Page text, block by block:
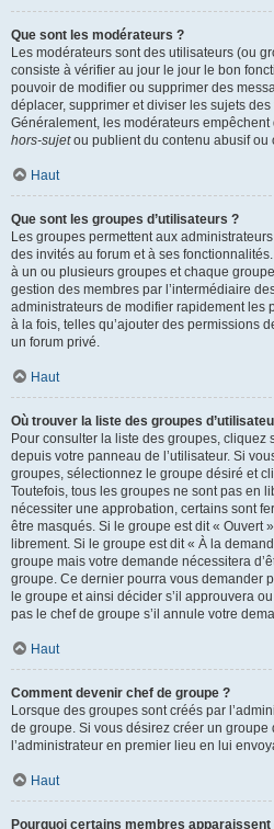
Que sont les modérateurs ?
Les modérateurs sont des utilisateurs (ou
consiste à vérifier au jour le jour le bon
pouvoir de modifier ou supprimer des
déplacer, supprimer et diviser les sujets des
Généralement, les modérateurs
hors-sujetou publient du contenu abusif ou
Haut
Que sont les groupes d’utilisateurs ?
Les groupes permettent aux
des invités au forum et à ses
à un ou plusieurs groupes et chaque
gestion des membres par l’intermédiaire
administrateurs de modifier rapidement les
à la fois, telles qu’ajouter des permissions
un forum privé.
Haut
Où trouver la liste des groupes
Pour consulter la liste des groupes, cliquez
depuis votre panneau de l’utilisateur. Si
groupes, sélectionnez le groupe désiré et
Toutefois, tous les groupes ne sont pas en
nécessiter une approbation, certains sont
être masqués. Si le groupe est dit « Ouvert
librement. Si le groupe est dit « À la
groupe mais votre demande nécessitera
groupe. Ce dernier pourra vous demander
le groupe et ainsi décider s’il approuvera
pas le chef de groupe s’il annule votre
Haut
Comment devenir chef de groupe ?
Lorsque des groupes sont créés par
de groupe. Si vous désirez créer un groupe
l’administrateur en premier lieu en lui
Haut
Pourquoi certains membres